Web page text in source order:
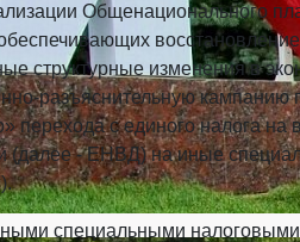
Общенационального
структурные изменения в
разъяснительную кампанию
перехода с единого налога
(далее - ЕНВД) на иные
специальными